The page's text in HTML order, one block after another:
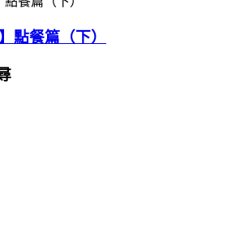
點餐篇（下）